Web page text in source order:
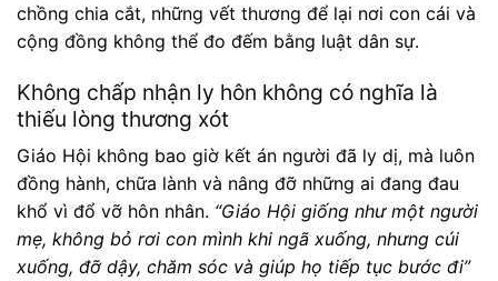
chồng chia cắt, những vết thương để lại nơi con cái và
cộng đồng không thể đo đếm bằng luật dân sự.
Không chấp nhận ly hôn không có nghĩa là
thiếu lòng thương xót
Giáo Hội không bao giờ kết án người đã ly dị, mà luôn
đồng hành, chữa lành và nâng đỡ những ai đang đau
khổ vì đổ vỡ hôn nhân. “Giáo Hội giống như một người
mẹ, không bỏ rơi con mình khi ngã xuống, nhưng cúi
xuống, đỡ dậy, chăm sóc và giúp họ tiếp tục bước đi”